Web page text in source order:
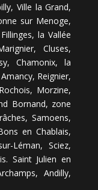
Ville la Grand,
sur Menoge,
la Vallée
Cluses,
Chamonix, la
Reignier,
Morzine,
Bornand, zone
Samoens,
en Chablais,
Léman, Sciez,
Saint Julien en
Andilly,